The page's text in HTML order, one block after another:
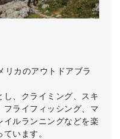
カのアウトドアブラ
、クライミング、スキ
ライフィッシング、マ
ルランニングなどを楽
います。